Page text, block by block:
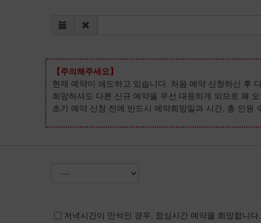
【주의해주세요】
현재 예약이 쇄도하고 있습니다. 처음 예약 신청하신 후
희망하셔도 다른 신규 예약을 우선 대응하게 되므로 꽤
초기 예약 신청 전에 반드시 예약희망일과 시간, 총 인원
저녁시간이 만석인 경우, 점심시간 예약을 희망합니다.